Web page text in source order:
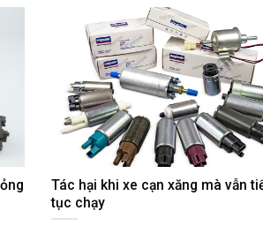
Tác hại khi xe cạn xăng mà vẫn
tục chạy